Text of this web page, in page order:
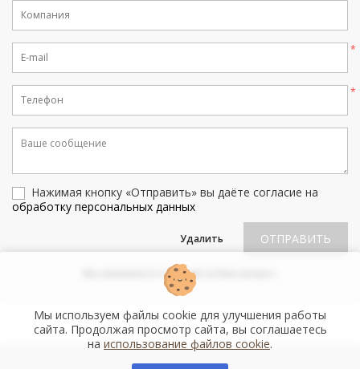
this
field
Нажимая кнопку «Отправить» вы даёте согласие на
обработку персональных данных
Удалить ОТПРАВИТЬ
Мы свяжемся и ответим на Ваш вопрос.
Мы используем файлы cookie для улучшения работы
сайта. Продолжая просмотр сайта, вы соглашаетесь
на использование файлов cookie.